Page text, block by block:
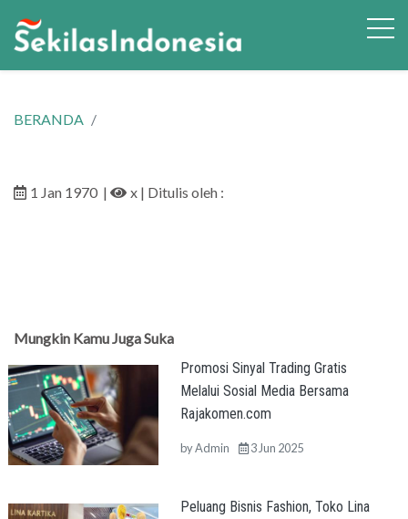
BERANDA
1 Jan 1970 | x | Ditulis oleh :
Mungkin Kamu Juga Suka
Promosi Sinyal Trading Gratis
Melalui Sosial Media Bersama
Rajakomen.com
byAdmin 3 Jun 2025
Peluang Bisnis Fashion, Toko Lina